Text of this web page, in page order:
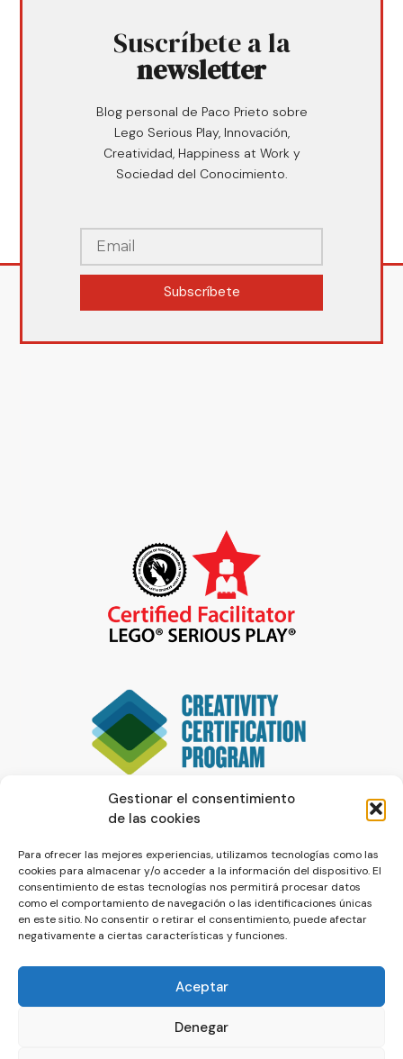
Gestionar el consentimiento
de las cookies
Para ofrecer las mejores experiencias, utilizamos tecnologías como las
cookies para almacenar y/o acceder a la información del dispositivo. El
consentimiento de estas tecnologías nos permitirá procesar datos
como el comportamiento de navegación o las identificaciones únicas
en este sitio. No consentir o retirar el consentimiento, puede afectar
negativamente a ciertas características y funciones.
Aceptar
Denegar
Suscríbete a la
newsletter
Blog personal de Paco Prieto sobre
Lego Serious Play, Innovación,
Creatividad, Happiness at Work y
Sociedad del Conocimiento.
Subscríbete